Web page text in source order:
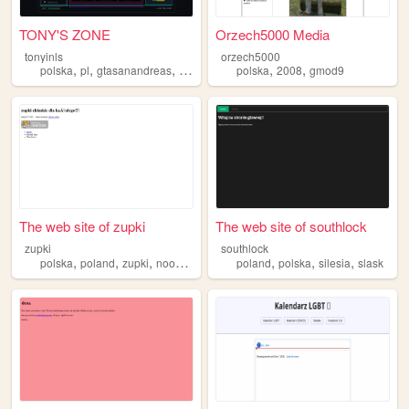
TONY'S ZONE
tonyinls
polska, pl, gtasanandreas, music code
Orzech5000 Media
orzech5000
polska,2008,gmod9
The web site of zupki
zupki
polska, poland, zupki, noodles chinskie
The web site of southlock
southlock
poland,polska,silesia,slask